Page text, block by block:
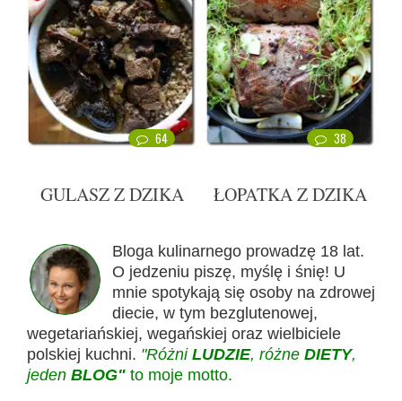
64
GULASZ Z DZIKA
38
ŁOPATKA Z DZIKA
Bloga kulinarnego prowadzę 18 lat.
O jedzeniu piszę, myślę i śnię! U
mnie spotykają się osoby na zdrowej
diecie, w tym bezglutenowej,
wegetariańskiej, wegańskiej oraz wielbiciele
polskiej kuchni. "Różni LUDZIE, różne DIETY,
jeden BLOG" to moje motto.